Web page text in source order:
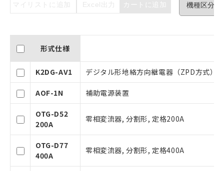
マイリストに追加 Excel出力 カートに追加
形式仕様
K2DG-AV1 デジタル形地絡方向継電器（ZPD方式）,
AOF-1N 補助電源装置
OTG-D52
200A
零相変流器, 分割形, 定格200A
OTG-D77
400A
零相変流器, 分割形, 定格400A
ご利用条件
以下の条件をお読みいただき、同意のうえ